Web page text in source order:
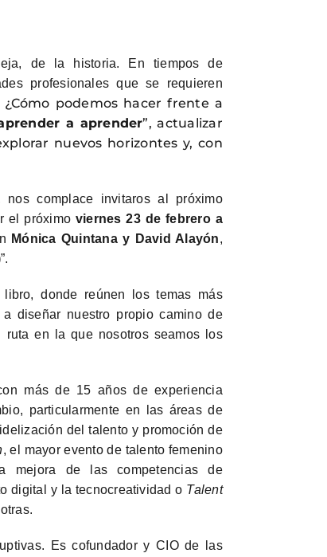
de la historia. En tiempos de
profesionales que se requieren
¿Cómo podemos hacer frente a
a aprender”, actualizar
nuevos horizontes y, con
complace invitaros al próximo
el próximo viernes 23 de febrero a
Mónica Quintana y David Alayón,
”.
donde reúnen los temas más
diseñar nuestro propio camino de
en la que nosotros seamos los
más de 15 años de experiencia
particularmente en las áreas de
del talento y promoción de
, el mayor evento de talento femenino
mejora de las competencias de
digital y la tecnocreatividad o Talent
Es cofundador y CIO de las